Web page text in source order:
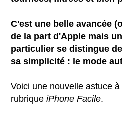
C'est une belle avancée
de la part d'Apple mais
particulier se distingue
sa simplicité : le mode
Voici une nouvelle astuce
rubriqueiPhone Facile.